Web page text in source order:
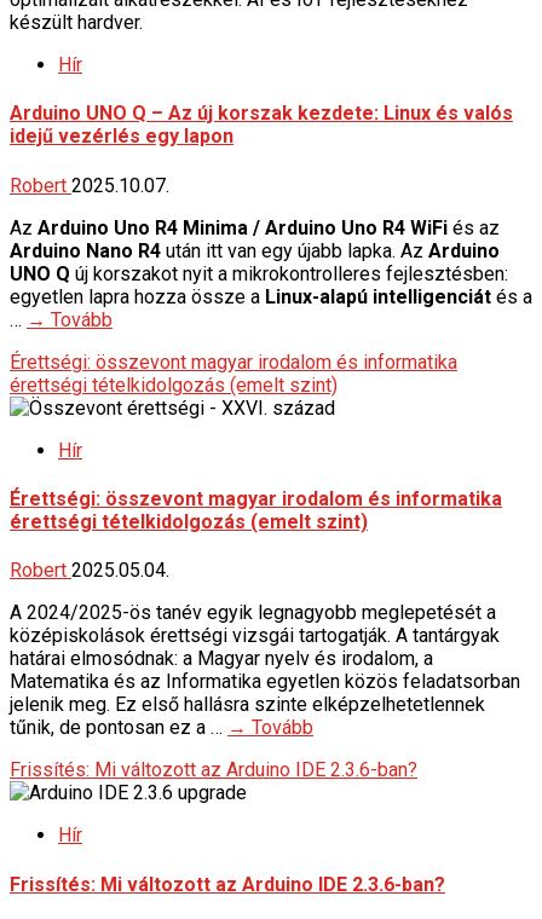
Hír
Arduino UNO Q – Az új korszak kezdete: Linux és valós
idejű vezérlés egy lapon
Robert 2025.10.07.
Az Arduino Uno R4 Minima / Arduino Uno R4 WiFi és az
Arduino Nano R4 után itt van egy újabb lapka. Az Arduino
UNO Q új korszakot nyit a mikrokontrolleres fejlesztésben:
egyetlen lapra hozza össze a Linux-alapú intelligenciát és a
… → Tovább
Érettségi: összevont magyar irodalom és informatika
érettségi tételkidolgozás (emelt szint)
Hír
Érettségi: összevont magyar irodalom és informatika
érettségi tételkidolgozás (emelt szint)
Robert 2025.05.04.
A 2024/2025-ös tanév egyik legnagyobb meglepetését a
középiskolások érettségi vizsgái tartogatják. A tantárgyak
határai elmosódnak: a Magyar nyelv és irodalom, a
Matematika és az Informatika egyetlen közös feladatsorban
jelenik meg. Ez első hallásra szinte elképzelhetetlennek
tűnik, de pontosan ez a … → Tovább
Frissítés: Mi változott az Arduino IDE 2.3.6-ban?
Hír
Frissítés: Mi változott az Arduino IDE 2.3.6-ban?